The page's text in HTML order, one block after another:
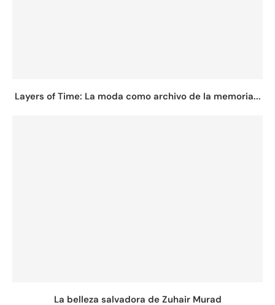
Layers of Time: La moda como archivo de la memoria...
La belleza salvadora de Zuhair Murad